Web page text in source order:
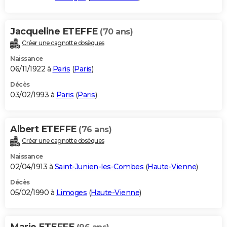
Jacqueline ETEFFE (70 ans)
Créer une cagnotte obsèques
Naissance
06/11/1922 à Paris (Paris)
Décès
03/02/1993 à Paris (Paris)
Albert ETEFFE (76 ans)
Créer une cagnotte obsèques
Naissance
02/04/1913 à Saint-Junien-les-Combes (Haute-Vienne)
Décès
05/02/1990 à Limoges (Haute-Vienne)